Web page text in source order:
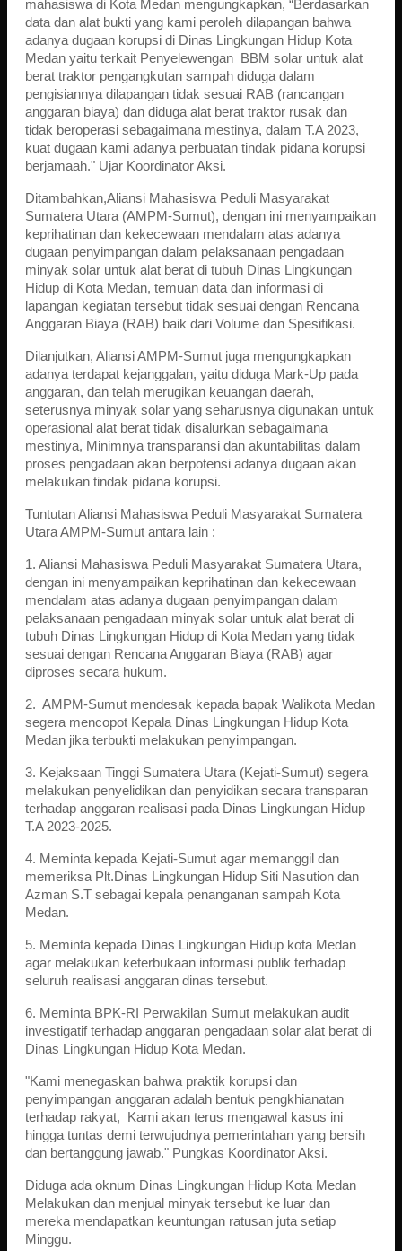
mahasiswa di Kota Medan mengungkapkan, “Berdasarkan
data dan alat bukti yang kami peroleh dilapangan bahwa
adanya dugaan korupsi di Dinas Lingkungan Hidup Kota
Medan yaitu terkait Penyelewengan BBM solar untuk alat
berat traktor pengangkutan sampah diduga dalam
pengisiannya dilapangan tidak sesuai RAB (rancangan
anggaran biaya) dan diduga alat berat traktor rusak dan
tidak beroperasi sebagaimana mestinya, dalam T.A 2023,
kuat dugaan kami adanya perbuatan tindak pidana korupsi
berjamaah." Ujar Koordinator Aksi.
Ditambahkan,Aliansi Mahasiswa Peduli Masyarakat
Sumatera Utara (AMPM-Sumut), dengan ini menyampaikan
keprihatinan dan kekecewaan mendalam atas adanya
dugaan penyimpangan dalam pelaksanaan pengadaan
minyak solar untuk alat berat di tubuh Dinas Lingkungan
Hidup di Kota Medan, temuan data dan informasi di
lapangan kegiatan tersebut tidak sesuai dengan Rencana
Anggaran Biaya (RAB) baik dari Volume dan Spesifikasi.
Dilanjutkan, Aliansi AMPM-Sumut juga mengungkapkan
adanya terdapat kejanggalan, yaitu diduga Mark-Up pada
anggaran, dan telah merugikan keuangan daerah,
seterusnya minyak solar yang seharusnya digunakan untuk
operasional alat berat tidak disalurkan sebagaimana
mestinya, Minimnya transparansi dan akuntabilitas dalam
proses pengadaan akan berpotensi adanya dugaan akan
melakukan tindak pidana korupsi.
Tuntutan Aliansi Mahasiswa Peduli Masyarakat Sumatera
Utara AMPM-Sumut antara lain :
1. Aliansi Mahasiswa Peduli Masyarakat Sumatera Utara,
dengan ini menyampaikan keprihatinan dan kekecewaan
mendalam atas adanya dugaan penyimpangan dalam
pelaksanaan pengadaan minyak solar untuk alat berat di
tubuh Dinas Lingkungan Hidup di Kota Medan yang tidak
sesuai dengan Rencana Anggaran Biaya (RAB) agar
diproses secara hukum.
2. AMPM-Sumut mendesak kepada bapak Walikota Medan
segera mencopot Kepala Dinas Lingkungan Hidup Kota
Medan jika terbukti melakukan penyimpangan.
3. Kejaksaan Tinggi Sumatera Utara (Kejati-Sumut) segera
melakukan penyelidikan dan penyidikan secara transparan
terhadap anggaran realisasi pada Dinas Lingkungan Hidup
T.A 2023-2025.
4. Meminta kepada Kejati-Sumut agar memanggil dan
memeriksa Plt.Dinas Lingkungan Hidup Siti Nasution dan
Azman S.T sebagai kepala penanganan sampah Kota
Medan.
5. Meminta kepada Dinas Lingkungan Hidup kota Medan
agar melakukan keterbukaan informasi publik terhadap
seluruh realisasi anggaran dinas tersebut.
6. Meminta BPK-RI Perwakilan Sumut melakukan audit
investigatif terhadap anggaran pengadaan solar alat berat di
Dinas Lingkungan Hidup Kota Medan.
"Kami menegaskan bahwa praktik korupsi dan
penyimpangan anggaran adalah bentuk pengkhianatan
terhadap rakyat, Kami akan terus mengawal kasus ini
hingga tuntas demi terwujudnya pemerintahan yang bersih
dan bertanggung jawab." Pungkas Koordinator Aksi.
Diduga ada oknum Dinas Lingkungan Hidup Kota Medan
Melakukan dan menjual minyak tersebut ke luar dan
mereka mendapatkan keuntungan ratusan juta setiap
Minggu.